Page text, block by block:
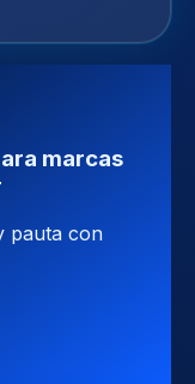
marcas
pauta con